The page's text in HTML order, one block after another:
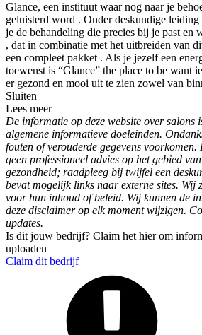
Glance, een instituut waar nog naar je
geluisterd word . Onder deskundige
je de behandeling die precies bij je past en
, dat in combinatie met het uitbreiden van
een compleet pakket . Als je jezelf een
toewenst is “Glance” the place to be want
er gezond en mooi uit te zien zowel van
Sluiten
Lees meer
De informatie op deze website over salons
algemene informatieve doeleinden.
fouten of verouderde gegevens
geen professioneel advies op het gebied
gezondheid; raadpleeg bij twijfel een
bevat mogelijk links naar externe sites. Wij
voor hun inhoud of beleid. Wij kunnen de
deze disclaimer op elk moment wijzigen.
updates.
Is dit jouw bedrijf? Claim het hier om
uploaden
Claim dit bedrijf